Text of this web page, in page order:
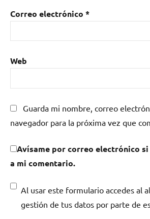
Correo electrónico *
Web
Guarda mi nombre, correo
navegador para la próxima vez que
Avísame por correo electrónico
a mi comentario.
Al usar este formulario accedes al
gestión de tus datos por parte de